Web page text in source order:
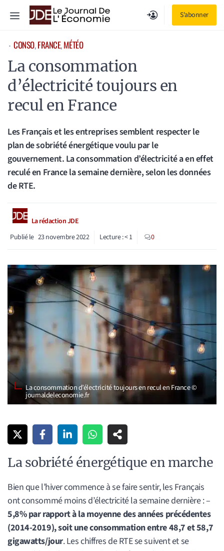
S'abonner
Menu
⋅ CONSO, FRANCE, MÉTÉO
La consommation
d’électricité toujours en
recul en France
Les Français et les entreprises semblent respecter le
plan de sobriété énergétique voulu par le
gouvernement. La consommation d’électricité a en effet
reculé en France la semaine dernière, selon les données
de RTE.
La rédaction JDE
Publié le 23 novembre 2022 Lecture :< 1 0
La consommation d’électricité toujours en recul en France ©
journaldeleconomie.fr
La sobriété énergétique en marche
Bien que l’hiver commence à se faire sentir, les Français
ont consommé moins d’électricité la semaine dernière : –
5,8% par rapport à la moyenne des années précédentes
(2014-2019), soit une consommation entre 48,7 et 58,7
gigawatts/jour. Les chiffres de RTE se suivent et se